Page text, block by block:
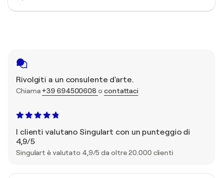
Rivolgiti a un consulente d'arte.
Chiama +39 694500608 o contattaci
I clienti valutano Singulart con un punteggio di
4,9/5
Singulart è valutato 4,9/5 da oltre 20.000 clienti